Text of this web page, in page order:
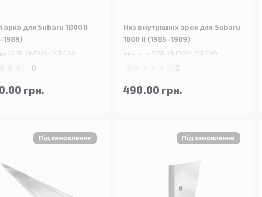
арка для Subaru 1800 II
02.SRLONEXXX4.2CP.0.00
0
грн.
Низ внутрішніх арок для Subaru
1800 II (1985–1989)
Код товару: 51.SRLONEXXX4.2CP.0.00
0
490.00 грн.